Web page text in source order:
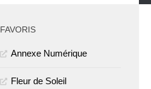
FAVORIS
Annexe Numérique
Fleur de Soleil